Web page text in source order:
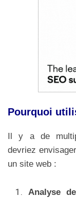
Pourquoi
Il y a de
devriez
un site web :
Analyse